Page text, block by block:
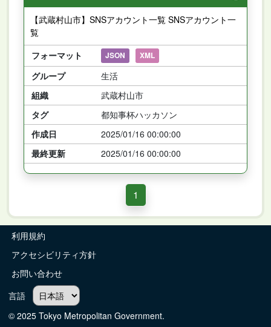
【武蔵村山市】SNSアカウント一覧 SNSアカウント一
覧
フォーマット
JSON XML
グループ
生活
組織
武蔵村山市
タグ
都知事杯ハッカソン
作成日
2025/01/16 00:00:00
最終更新
2025/01/16 00:00:00
1
利用規約
アクセシビリティ方針
お問い合わせ
言語
© 2025 Tokyo Metropolitan Government.